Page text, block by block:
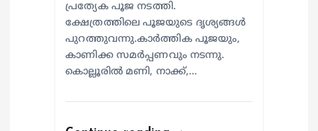
പ്രത്യേക പൂജ നടത്തി.
ക്ഷേത്രത്തിലെ പൂജയുടെ ദൃശ്യങ്ങൾ
പുറത്തുവന്നു.കാർത്തിക പൂജയും,
കാണിക്ക സമർപ്പണവും നടന്നു.
കൊല്ലൂരിൽ മണി, നാക്ക്,…